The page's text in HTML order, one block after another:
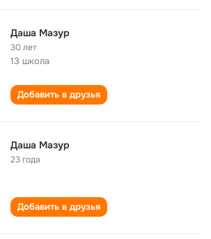
Даша Мазур
30 лет
13 школа
Добавить в друзья
Даша Мазур
23 года
Добавить в друзья